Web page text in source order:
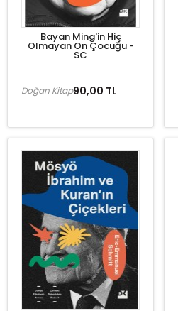
Bayan Ming'in Hiç
Olmayan On Çocuğu -
SC
90,00 TL
Doğan Kitap